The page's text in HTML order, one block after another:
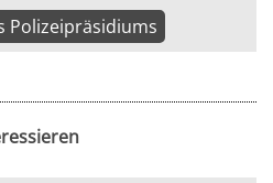
Polizeipräsidiums